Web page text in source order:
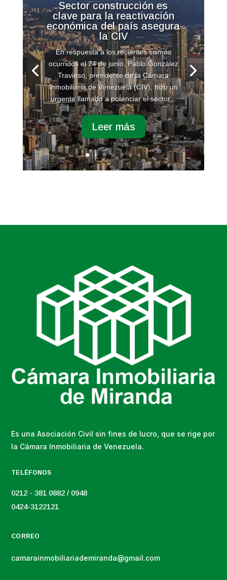
Sector construcción es
clave para la reactivación
económica del país asegura
la CIV
En respuesta a los recientes sismos
ocurridos el 24 de junio, Pablo González
Travieso, presidente de la Cámara
Inmobiliaria de Venezuela (CIV), hizo un
urgente llamado a potenciar el sector...
Leer más
Es una Asociación Civil sin fines de lucro, que se rige por
la Cámara Inmobiliaria de Venezuela.
TELÉFONOS
0212 - 381 0882 / 0948
0424-3122121
CORREO
camarainmobiliariademiranda@gmail.com